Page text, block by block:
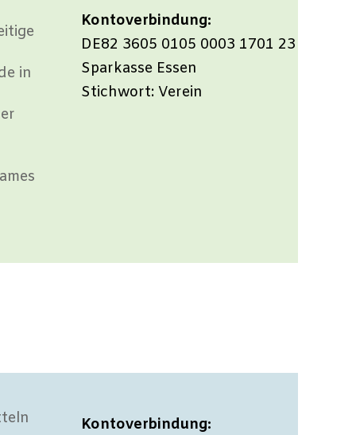
in
Kontoverbindung:
DE82 3605 0105 0003 1701 23
Sparkasse Essen
Stichwort: Verein
Kontoverbindung: